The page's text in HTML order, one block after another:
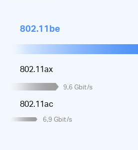
802.11be
802.11ax
9,6 Gbit/s
802.11ac
6,9 Gbit/s